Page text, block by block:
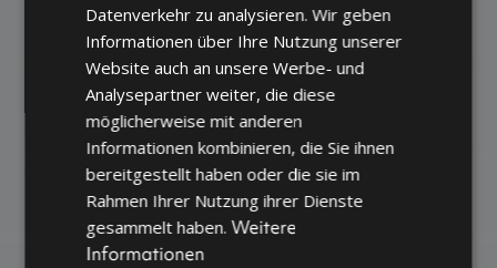
ausschlaggebend. Daher haben wir uns im
Laufe der Jahre darauf spezialisiert, eine
perfekte Oberflächenbehandlung in Metall
zu liefern.
Wir haben während unseres gesamten
Prozesses eine umfassende
Qualitätssicherung eingebaut, sodass wir die
Datenverkehr zu analysieren. Wir geben
Informationen über Ihre Nutzung unserer
Website auch an unsere Werbe- und
Analysepartner weiter, die diese
möglicherweise mit anderen
Informationen kombinieren, die Sie ihnen
bereitgestellt haben oder die sie im
Rahmen Ihrer Nutzung ihrer Dienste
gesammelt haben. Weitere
Informationen